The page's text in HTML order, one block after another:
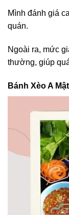
Mình đánh giá
quán.
Ngoài ra, mức
thường, giúp
Bánh Xèo A Mật